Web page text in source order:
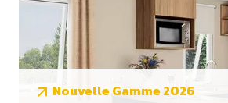
Nouvelle Gamme 2026